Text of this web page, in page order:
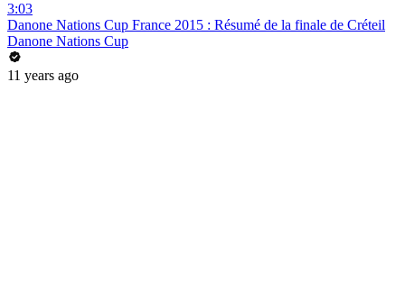
3:03
Danone Nations Cup France 2015 : Résumé de la finale de Créteil
Danone Nations Cup
11 years ago